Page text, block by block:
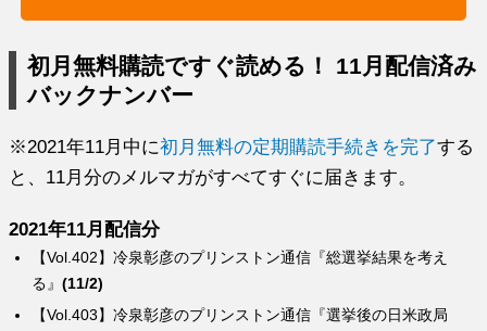
初月無料購読ですぐ読める！ 11月配信済み
バックナンバー
※2021年11月中に初月無料の定期購読手続きを完了する
と、11月分のメルマガがすべてすぐに届きます。
2021年11月配信分
【Vol.403】冷泉彰彦のプリンストン通信『選挙後の日米政局
【Vol.402】冷泉彰彦のプリンストン通信『総選挙結果を考え
る』(11/2)